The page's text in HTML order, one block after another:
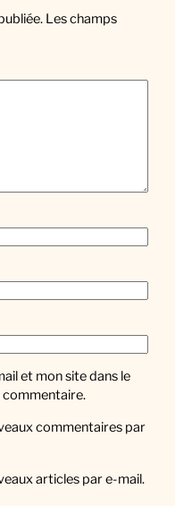
Les champs
et mon site dans le
commentaires par
articles par e-mail.